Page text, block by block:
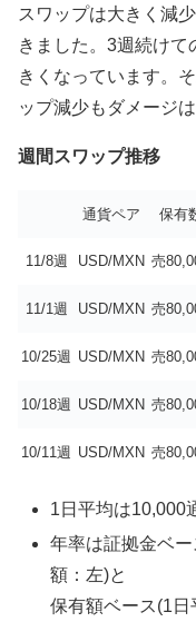
スワップは大きく減
きました。3週続け
きくなっています。
ップ減少もダメージ
週間スワップ推移
通貨ペア 保有
11/8週 USD/MXN 売
11/1週 USD/MXN 売
10/25週 USD/MXN 売
10/18週 USD/MXN 売
10/11週 USD/MXN 売
1日平均は10,000
年率は証拠金ベ
額：左)と
保有額ベース(1